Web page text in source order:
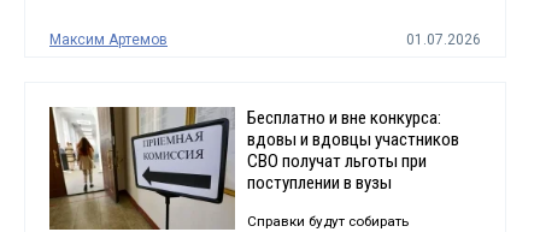
Максим Артемов 01.07.2026
Бесплатно и вне конкурса:
вдовы и вдовцы участников
СВО получат льготы при
поступлении в вузы
Справки будут собирать